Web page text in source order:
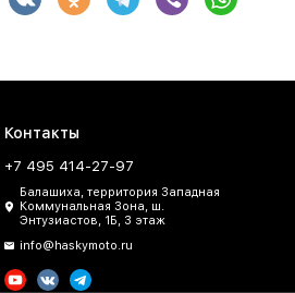
Контакты
+7 495 414-27-97
Балашиха, территория Западная
Коммунальная Зона, ш.
Энтузиастов, 1Б, 3 этаж
info@haskymoto.ru